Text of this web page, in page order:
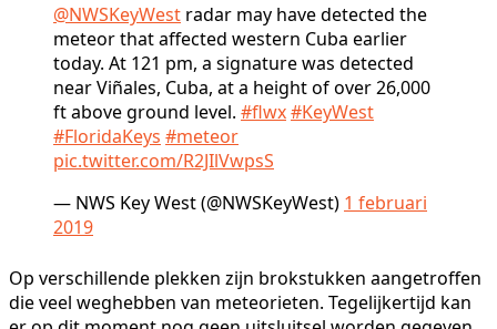
@NWSKeyWest radar may have detected the
meteor that affected western Cuba earlier
today. At 121 pm, a signature was detected
near Viñales, Cuba, at a height of over 26,000
ft above ground level. #flwx#KeyWest
#FloridaKeys #meteor
pic.twitter.com/R2JIlVwpsS
— NWS Key West (@NWSKeyWest) 1 februari
2019
Op verschillende plekken zijn brokstukken aangetroffen
die veel weghebben van meteorieten. Tegelijkertijd kan